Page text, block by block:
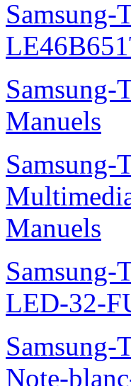
Manuels
Manuels
LED-32-
Samsung-
Note-